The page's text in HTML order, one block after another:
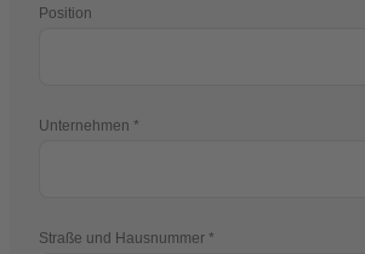
Position
Unternehmen
Straße und Hausnummer